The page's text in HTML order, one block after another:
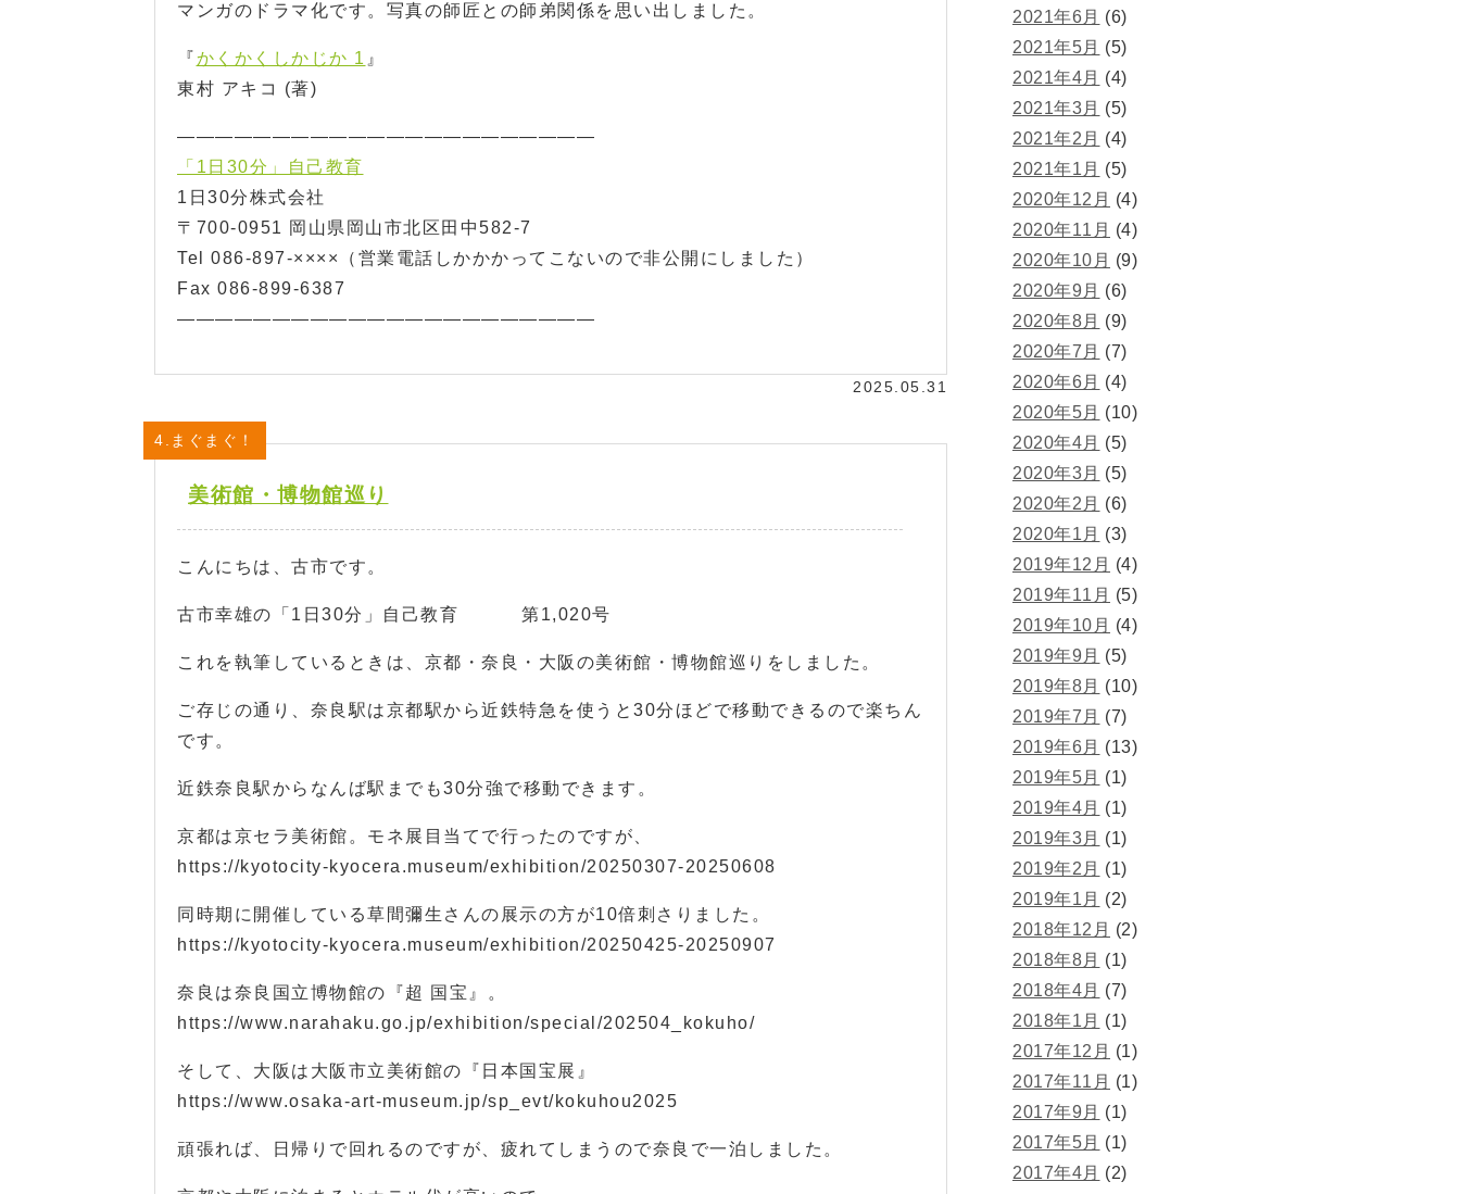
マンガのドラマ化です。写真の師匠との師弟関係を思い出しました。
『かくかくしかじか 1 』
東村 アキコ (著)
——————————————————————
「1日30分」自己教育
1日30分株式会社
〒700-0951 岡山県岡山市北区田中582-7
Tel 086-897-××××（営業電話しかかかってこないので非公開にしました）
Fax 086-899-6387
——————————————————————
2025.05.31
4.まぐまぐ！
美術館・博物館巡り
こんにちは、古市です。
古市幸雄の「1日30分」自己教育 第1,020号
これを執筆しているときは、京都・奈良・大阪の美術館・博物館巡りをしました。
ご存じの通り、奈良駅は京都駅から近鉄特急を使うと30分ほどで移動できるので楽ちん
です。
近鉄奈良駅からなんば駅までも30分強で移動できます。
京都は京セラ美術館。モネ展目当てで行ったのですが、
https://kyotocity-kyocera.museum/exhibition/20250307-20250608
同時期に開催している草間彌生さんの展示の方が10倍刺さりました。
https://kyotocity-kyocera.museum/exhibition/20250425-20250907
奈良は奈良国立博物館の『超 国宝』。
https://www.narahaku.go.jp/exhibition/special/202504_kokuho/
そして、大阪は大阪市立美術館の『日本国宝展』
https://www.osaka-art-museum.jp/sp_evt/kokuhou2025
頑張れば、日帰りで回れるのですが、疲れてしまうので奈良で一泊しました。
2021年6月 (6)
2021年5月 (5)
2021年4月 (4)
2021年3月 (5)
2021年2月 (4)
2021年1月 (5)
2020年12月 (4)
2020年11月 (4)
2020年10月 (9)
2020年9月 (6)
2020年8月 (9)
2020年7月 (7)
2020年6月 (4)
2020年5月 (10)
2020年4月 (5)
2020年3月 (5)
2020年2月 (6)
2020年1月 (3)
2019年12月 (4)
2019年11月 (5)
2019年10月 (4)
2019年9月 (5)
2019年8月 (10)
2019年7月 (7)
2019年6月 (13)
2019年5月 (1)
2019年4月 (1)
2019年3月 (1)
2019年2月 (1)
2019年1月 (2)
2018年12月 (2)
2018年8月 (1)
2018年4月 (7)
2018年1月 (1)
2017年12月 (1)
2017年11月 (1)
2017年9月 (1)
2017年5月 (1)
2017年4月 (2)